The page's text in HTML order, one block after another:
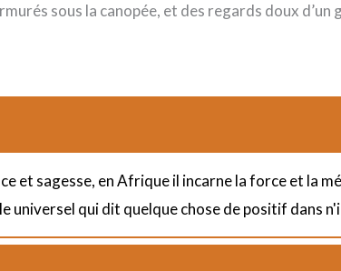
sous la canopée, et des regards doux d’un
et sagesse, en Afrique il incarne la force et la
qui dit quelque chose de positif dans